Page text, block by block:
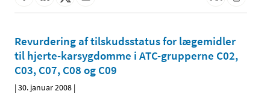
Revurdering af tilskudsstatus for lægemidler
til hjerte-karsygdomme i ATC-grupperne C02,
C03, C07, C08 og C09
|30. januar 2008 |